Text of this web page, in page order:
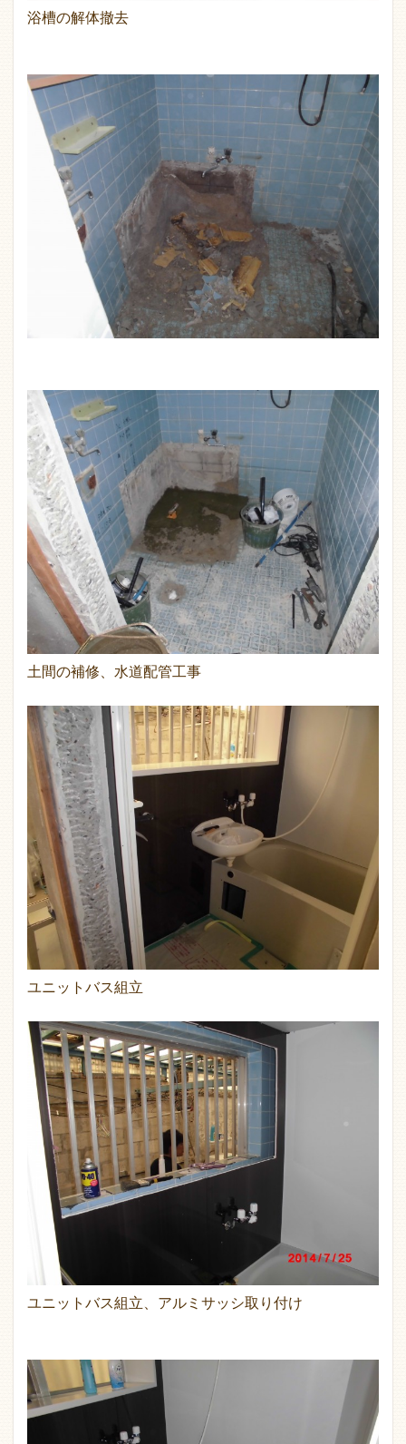
浴槽の解体撤去
土間の補修、水道配管工事
ユニットバス組立
ユニットバス組立、アルミサッシ取り付け